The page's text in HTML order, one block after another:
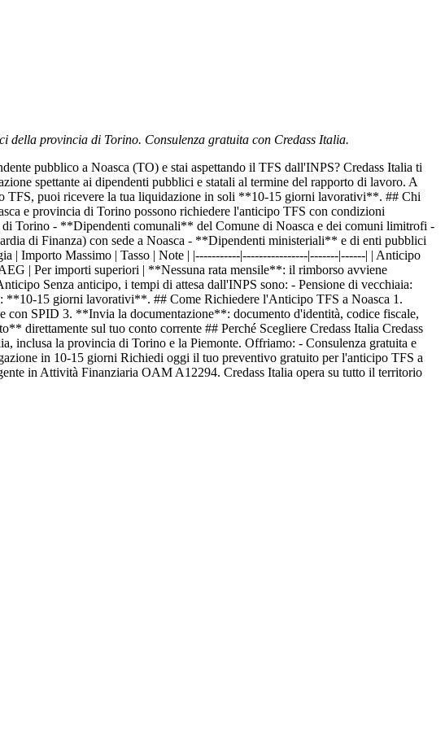
della provincia di Torino. Consulenza gratuita con Credass Italia.
pubblico a Noasca (TO) e stai aspettando il TFS dall'INPS? Credass Italia ti
spettante ai dipendenti pubblici e statali al termine del rapporto di lavoro. A
TFS, puoi ricevere la tua liquidazione in soli **10-15 giorni lavorativi**. ## Chi
e provincia di Torino possono richiedere l'anticipo TFS con condizioni
Torino - **Dipendenti comunali** del Comune di Noasca e dei comuni limitrofi -
di Finanza) con sede a Noasca - **Dipendenti ministeriali** e di enti pubblici
Importo Massimo | Tasso | Note | |-----------|----------------|-------|------| | Anticipo
| Per importi superiori | **Nessuna rata mensile**: il rimborso avviene
Senza anticipo, i tempi di attesa dall'INPS sono: - Pensione di vecchiaia:
15 giorni lavorativi**. ## Come Richiedere l'Anticipo TFS a Noasca 1.
SPID 3. **Invia la documentazione**: documento d'identità, codice fiscale,
sul tuo conto corrente ## Perché Scegliere Credass Italia Credass
la provincia di Torino e la Piemonte. Offriamo: - Consulenza gratuita e
in 10-15 giorni Richiedi oggi il tuo preventivo gratuito per l'anticipo TFS a
in Attività Finanziaria OAM A12294. Credass Italia opera su tutto il territorio